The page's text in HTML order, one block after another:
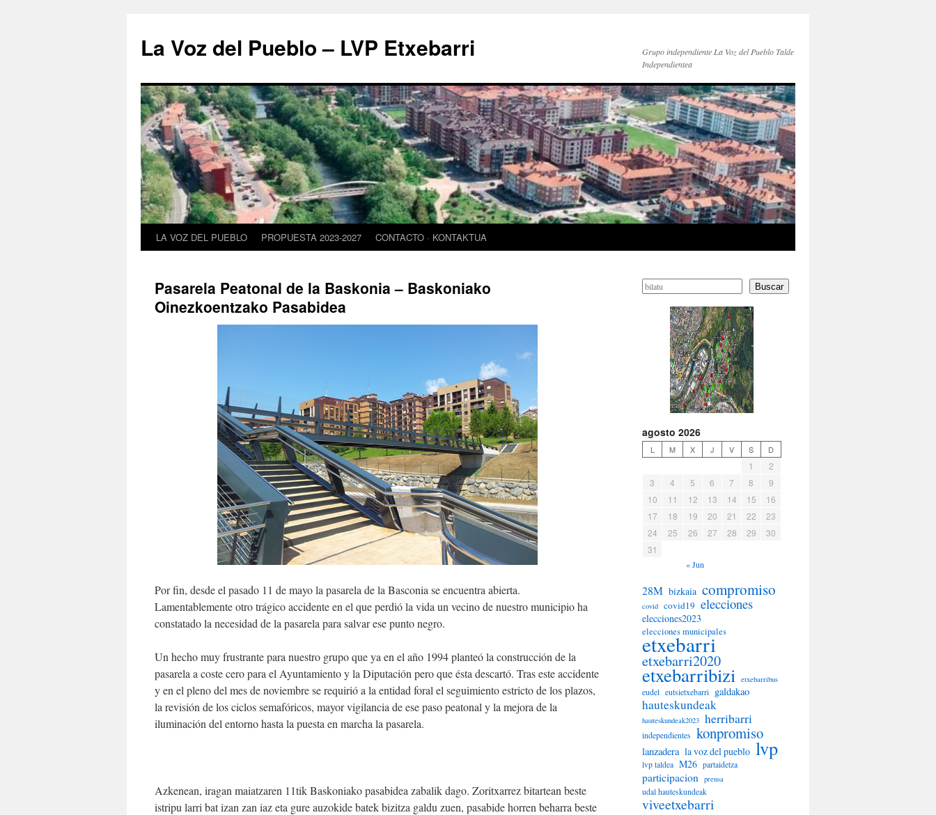
contenido
La Voz del Pueblo – LVP Etxebarri
Grupo independiente La Voz del Pueblo Talde
Independientea
LA VOZ DEL PUEBLO PROPUESTA 2023-2027 CONTACTO · KONTAKTUA
Pasarela Peatonal de la Baskonia – Baskoniako
Oinezkoentzako Pasabidea
Por fin, desde el pasado 11 de mayo la pasarela de la Basconia se encuentra abierta.
Lamentablemente otro trágico ac­cidente en el que perdió la vida un vecino de nuestro mu­nicipio ha
constatado la necesidad de la pasarela para salvar ese punto negro.
Un hecho muy frustrante para nuestro grupo que ya en el año 1994 planteó la construcción de la
pasarela a coste cero para el Ayuntamiento y la Diputación pero que ésta descartó. Tras este accidente
y en el pleno del mes de noviembre se re­quirió a la entidad foral el seguimiento estricto de los pla­zos,
la revisión de los ciclos semafóricos, mayor vigilancia de ese paso peatonal y la mejora de la
iluminación del entorno hasta la puesta en marcha la pasarela.
Azkenean, iragan maiatzaren 11tik Baskoniako pasabidea zabalik dago. Zoritxarrez bitartean beste
istripu larri bat izan zan iaz eta gure auzokide batek bizitza galdu zuen, pasabide horren beharra beste
Buscar
agosto 2026
L M X J V S D
1
2
3
4 5 6 7 8
9
10
11 12 13 14 15
16
17
18 19 20 21 22
23
24
25 26 27 28 29
30
31
« Jun
28M bizkaia compromiso
covid covid19 elecciones
elecciones2023
elecciones municipales
etxebarri
etxebarri2020
etxebarribizi etxebarribus
eudel eutsietxebarri galdakao
hauteskundeak
hauteskundeak2023 herribarri
independientes konpromiso
lanzadera la voz del pueblo lvp
lvp taldea M26 partaidetza
participacion prensa
udal hauteskundeak
viveetxebarri